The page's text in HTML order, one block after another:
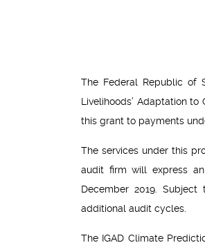
The Federal Republic of
Livelihoods’ Adaptation
this grant to payments
The services under this
audit firm will express
December 2019.
additional audit cycles.
The IGAD Climate